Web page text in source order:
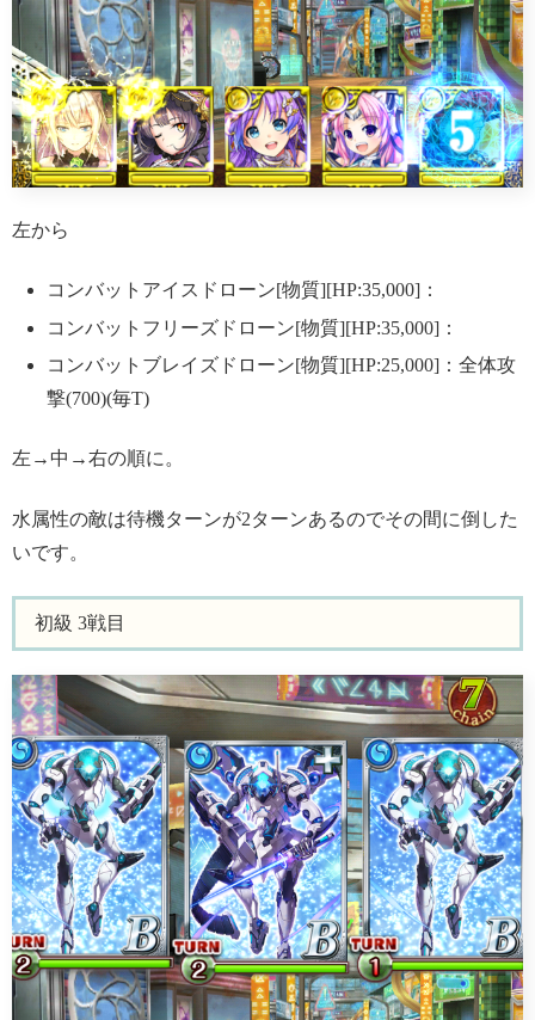
左から
コンバットアイスドローン[物質][HP:35,000]：
コンバットフリーズドローン[物質][HP:35,000]：
コンバットブレイズドローン[物質][HP:25,000]：全体攻
撃(700)(毎T)
左→中→右の順に。
水属性の敵は待機ターンが2ターンあるのでその間に倒した
いです。
初級 3戦目